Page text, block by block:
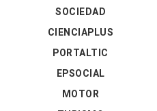
SOCIEDAD
CIENCIAPLUS
PORTALTIC
EPSOCIAL
MOTOR